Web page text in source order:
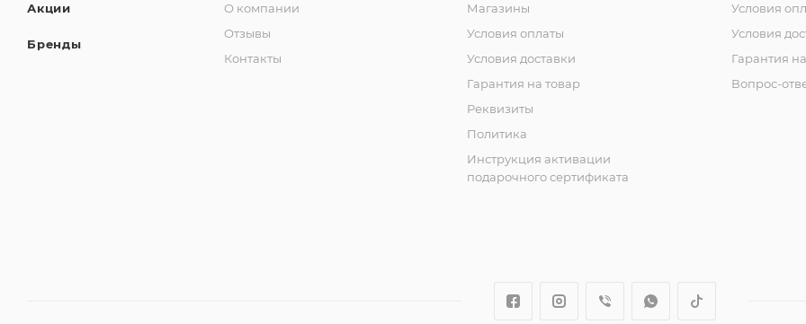
Акции
Бренды
О компании
Отзывы
Контакты
Магазины
Условия оплаты
Условия доставки
Гарантия на товар
Реквизиты
Политика
Инструкция активации
подарочного сертификата
Условия
Условия
Гарантия
Вопрос-